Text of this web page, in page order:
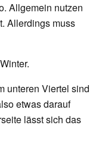
Allgemein nutzen
Allerdings muss
unteren Viertel sind
etwas darauf
lässt sich das